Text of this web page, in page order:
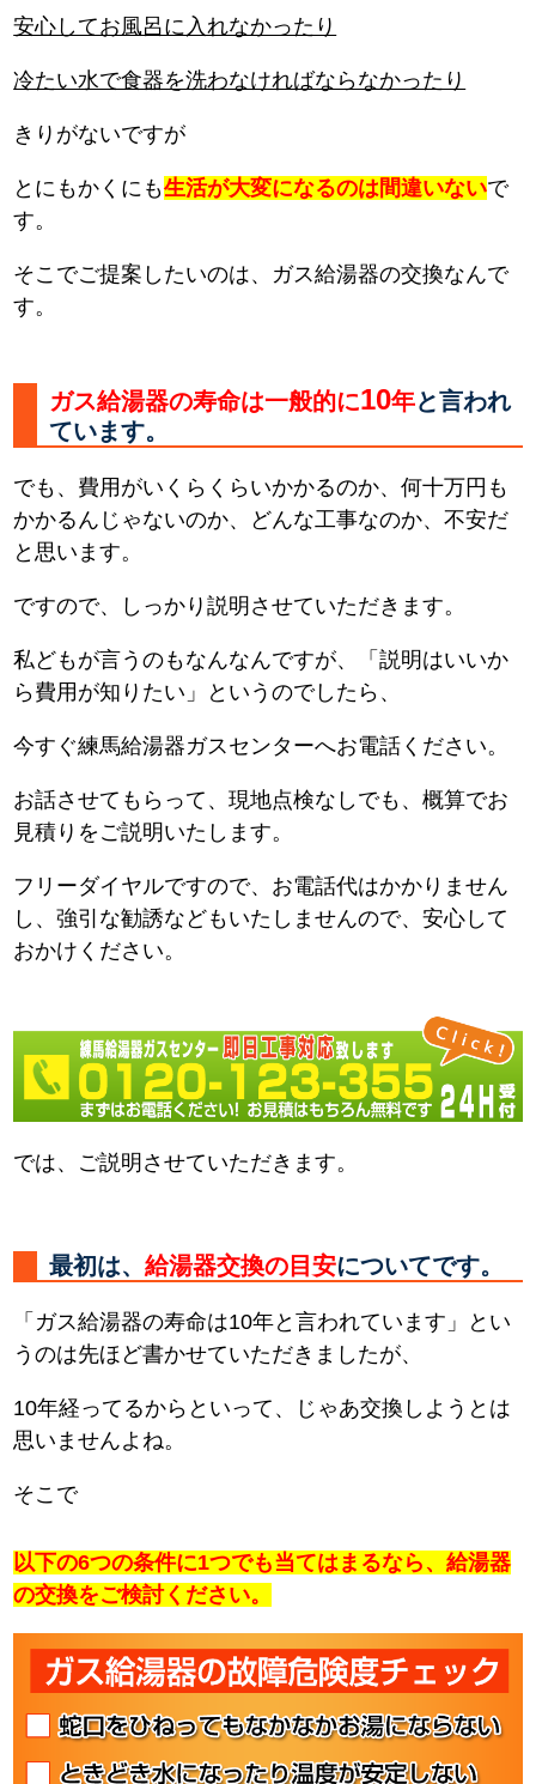
安心してお風呂に入れなかったり
冷たい水で食器を洗わなければならなかったり
きりがないですが
とにもかくにも生活が大変になるのは間違いないで
す。
そこでご提案したいのは、ガス給湯器の交換なんで
す。
ガス給湯器の寿命は一般的に10年と言われ
ています。
でも、費用がいくらくらいかかるのか、何十万円も
かかるんじゃないのか、どんな工事なのか、不安だ
と思います。
ですので、しっかり説明させていただきます。
私どもが言うのもなんなんですが、「説明はいいか
ら費用が知りたい」というのでしたら、
今すぐ練馬給湯器ガスセンターへお電話ください。
お話させてもらって、現地点検なしでも、概算でお
見積りをご説明いたします。
フリーダイヤルですので、お電話代はかかりません
し、強引な勧誘などもいたしませんので、安心して
おかけください。
では、ご説明させていただきます。
最初は、給湯器交換の目安についてです。
「ガス給湯器の寿命は10年と言われています」とい
うのは先ほど書かせていただきましたが、
10年経ってるからといって、じゃあ交換しようとは
思いませんよね。
そこで
以下の6つの条件に1つでも当てはまるなら、給湯器
の交換をご検討ください。